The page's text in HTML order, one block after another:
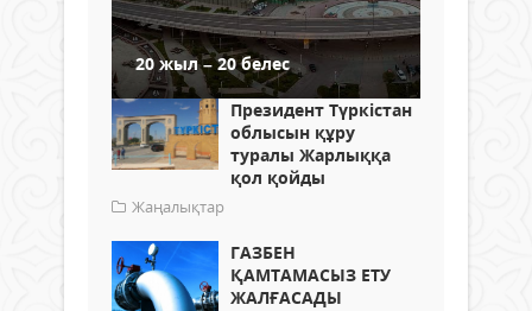
20 жыл – 20 белес
Президент Түркістан
облысын құру
туралы Жарлыққа
қол қойды
Жаңалықтар
ГАЗБЕН
ҚАМТАМАСЫЗ ЕТУ
ЖАЛҒАСАДЫ